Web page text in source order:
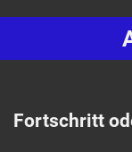
Fortschritt